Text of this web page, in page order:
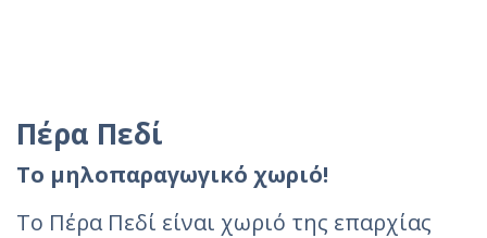
Πέρα Πεδί
Το μηλοπαραγωγικό χωριό!
Το Πέρα Πεδί είναι χωριό της επαρχίας